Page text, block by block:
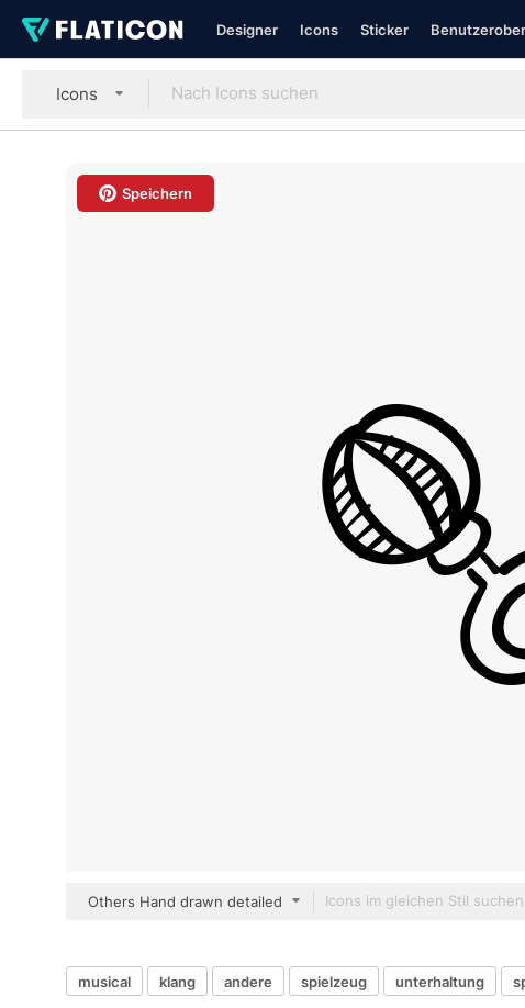
Designer Icons Sticker
Icons
Speichern
Others Hand drawn detailed
musical klang andere spielzeug unterhaltung